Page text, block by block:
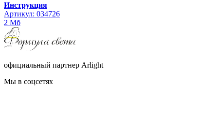
Инструкция
Артикул: 034726
2 Мб
официальный партнер Arlight
Мы в соцсетях